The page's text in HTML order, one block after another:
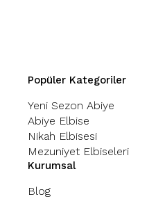
Popüler Kategoriler
Yeni Sezon Abiye
Abiye Elbise
Nikah Elbisesi
Mezuniyet Elbiseleri
Kurumsal
Blog